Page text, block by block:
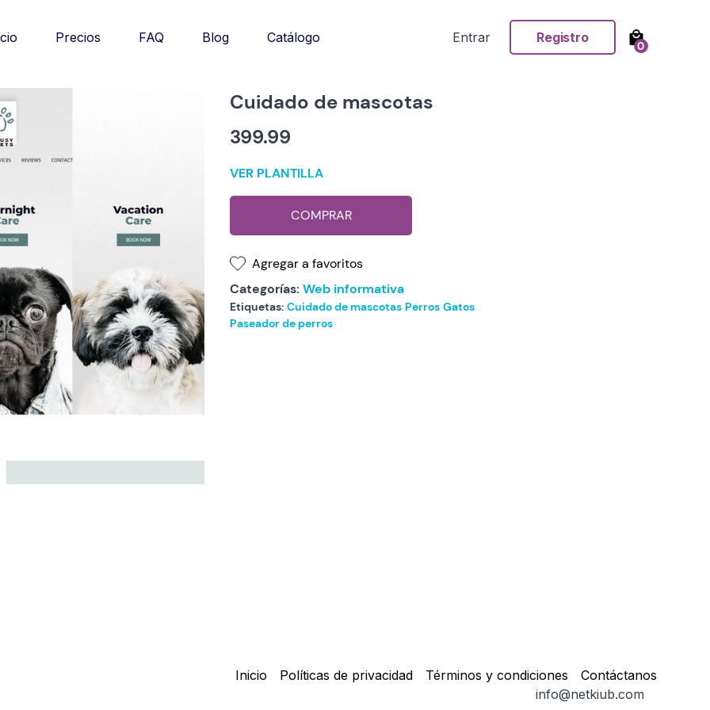
Precios FAQ Blog Catálogo Entrar Registro
0
Cuidado de mascotas
399.99
VER PLANTILLA
COMPRAR
Agregar a favoritos
Categorías: Web informativa
Etiquetas: Cuidado de mascotas Perros Gatos
Paseador de perros
Inicio Políticas de privacidad Términos y condiciones
Contáctanos
info@netkiub.com